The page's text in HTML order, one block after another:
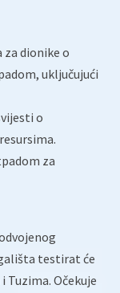
za dionike o
uključujući
o
za
testirat će
Tuzima. Očekuje